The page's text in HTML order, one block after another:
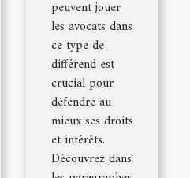
peuvent jouer
les avocats dans
ce type de
différend est
crucial pour
défendre au
mieux ses droits
et intérêts.
Découvrez dans